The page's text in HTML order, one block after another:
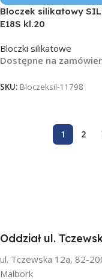
Bloczek silikatowy
E18S kl.20
Bloczki silikatowe
Dostępne na
SKU: Bloczeksil-11798
1 2
Oddział ul.
ul. Tczewska 12a, 82-
Malbork